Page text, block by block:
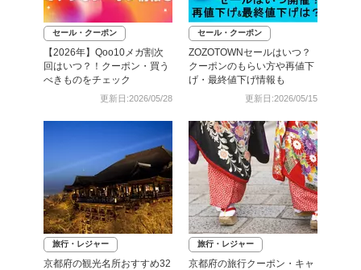
セール・クーポン
【2026年】Qoo10メガ割次
回はいつ？！クーポン・買う
べきものをチェック
更新日:2026/05/28
セール・クーポン
ZOZOTOWNセールはいつ？
クーポンのもらい方や再値下
げ・最終値下げ情報も
更新日:2026/05/15
旅行・レジャー
京都府の観光名所おすすめ32
旅行・レジャー
京都府の旅行クーポン・キャ